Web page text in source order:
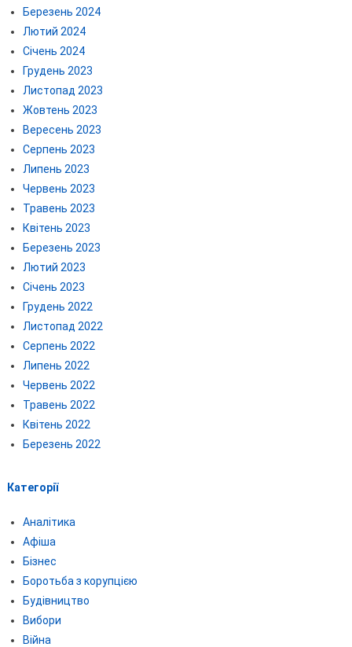
Березень 2024
Лютий 2024
Січень 2024
Грудень 2023
Листопад 2023
Жовтень 2023
Вересень 2023
Серпень 2023
Липень 2023
Червень 2023
Травень 2023
Квітень 2023
Березень 2023
Лютий 2023
Січень 2023
Грудень 2022
Листопад 2022
Серпень 2022
Липень 2022
Червень 2022
Травень 2022
Квітень 2022
Березень 2022
Категорії
Аналітика
Афіша
Бізнес
Боротьба з корупцією
Будівництво
Вибори
Війна